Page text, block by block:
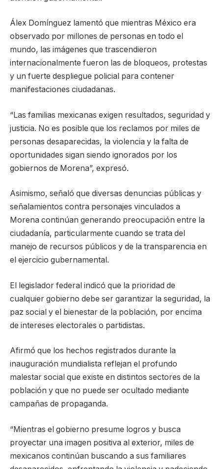
Álex Domínguez lamentó que mientras México era
observado por millones de personas en todo el
mundo, las imágenes que trascendieron
internacionalmente fueron las de bloqueos, protestas
y un fuerte despliegue policial para contener
manifestaciones ciudadanas.
“Las familias mexicanas exigen resultados, seguridad y
justicia. No es posible que los reclamos por miles de
personas desaparecidas, la violencia y la falta de
oportunidades sigan siendo ignorados por los
gobiernos de Morena”, expresó.
Asimismo, señaló que diversas denuncias públicas y
señalamientos contra personajes vinculados a
Morena continúan generando preocupación entre la
ciudadanía, particularmente cuando se trata del
manejo de recursos públicos y de la transparencia en
el ejercicio gubernamental.
El legislador federal indicó que la prioridad de
cualquier gobierno debe ser garantizar la seguridad, la
paz social y el bienestar de la población, por encima
de intereses electorales o partidistas.
Afirmó que los hechos registrados durante la
inauguración mundialista reflejan el profundo
malestar social que existe en distintos sectores de la
población y que no puede ser ocultado mediante
campañas de propaganda.
“Mientras el gobierno presume logros y busca
proyectar una imagen positiva al exterior, miles de
mexicanos continúan buscando a sus familiares